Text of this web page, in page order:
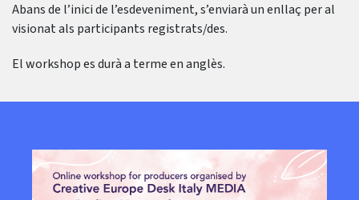
Abans de l’inici de l’esdeveniment, s’enviarà un enllaç per al
visionat als participants registrats/des.
El workshop es durà a terme en anglès.